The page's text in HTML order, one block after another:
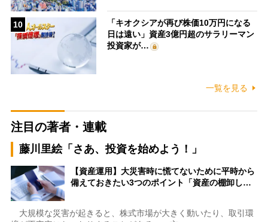
10
「キオクシアが再び株価10万円になる
日は遠い」資産3億円超のサラリーマン
投資家が…
一覧を見る
注目の著者・連載
藤川里絵「さあ、投資を始めよう！」
【資産運用】大災害時に慌てないために平時から
備えておきたい3つのポイント「資産の棚卸し…
大規模な災害が起きると、株式市場が大きく動いたり、取引環